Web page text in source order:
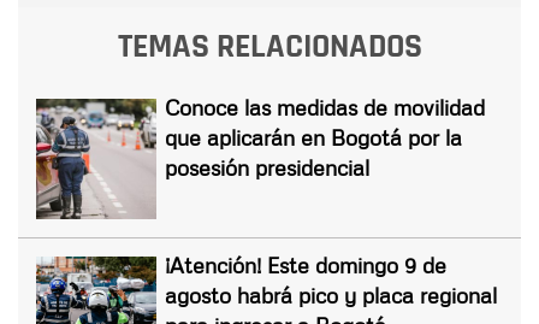
TEMAS RELACIONADOS
Conoce las medidas de movilidad
que aplicarán en Bogotá por la
posesión presidencial
¡Atención! Este domingo 9 de
agosto habrá pico y placa regional